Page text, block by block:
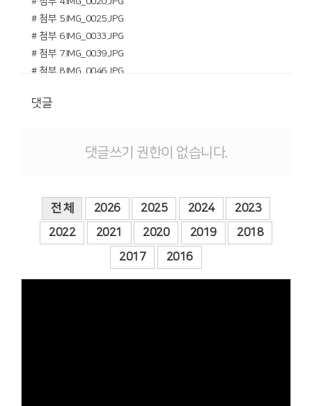
# 첨부 5.IMG_0025.JPG
# 첨부 6.IMG_0033.JPG
# 첨부 7.IMG_0039.JPG
# 첨부 8.IMG_0046.JPG
# 첨부 10.IMG_9976.JPG
# 첨부 13.IMG_9994.JPG
댓글
댓글쓰기 권한이 없습니다.
전 체 2026 2025 2024
2023
2022
2021 2020 2019
2018
2017
2016